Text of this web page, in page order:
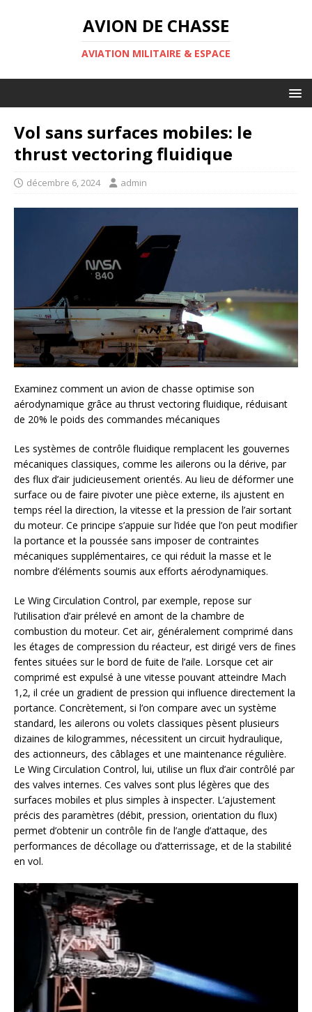
AVION DE CHASSE
AVIATION MILITAIRE & ESPACE
Vol sans surfaces mobiles: le
thrust vectoring fluidique
décembre 6, 2024 admin
Examinez comment un avion de chasse optimise son
aérodynamique grâce au thrust vectoring fluidique, réduisant
de 20% le poids des commandes mécaniques
Les systèmes de contrôle fluidique remplacent les gouvernes
mécaniques classiques, comme les ailerons ou la dérive, par
des flux d’air judicieusement orientés. Au lieu de déformer une
surface ou de faire pivoter une pièce externe, ils ajustent en
temps réel la direction, la vitesse et la pression de l’air sortant
du moteur. Ce principe s’appuie sur l’idée que l’on peut modifier
la portance et la poussée sans imposer de contraintes
mécaniques supplémentaires, ce qui réduit la masse et le
nombre d’éléments soumis aux efforts aérodynamiques.
Le Wing Circulation Control, par exemple, repose sur
l’utilisation d’air prélevé en amont de la chambre de
combustion du moteur. Cet air, généralement comprimé dans
les étages de compression du réacteur, est dirigé vers de fines
fentes situées sur le bord de fuite de l’aile. Lorsque cet air
comprimé est expulsé à une vitesse pouvant atteindre Mach
1,2, il crée un gradient de pression qui influence directement la
portance. Concrètement, si l’on compare avec un système
standard, les ailerons ou volets classiques pèsent plusieurs
dizaines de kilogrammes, nécessitent un circuit hydraulique,
des actionneurs, des câblages et une maintenance régulière.
Le Wing Circulation Control, lui, utilise un flux d’air contrôlé par
des valves internes. Ces valves sont plus légères que des
surfaces mobiles et plus simples à inspecter. L’ajustement
précis des paramètres (débit, pression, orientation du flux)
permet d’obtenir un contrôle fin de l’angle d’attaque, des
performances de décollage ou d’atterrissage, et de la stabilité
en vol.